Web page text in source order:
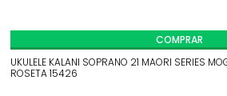
UKULELE KALANI SOPRANO 21 MAORI SERIES
ROSETA 15426
COMPRAR